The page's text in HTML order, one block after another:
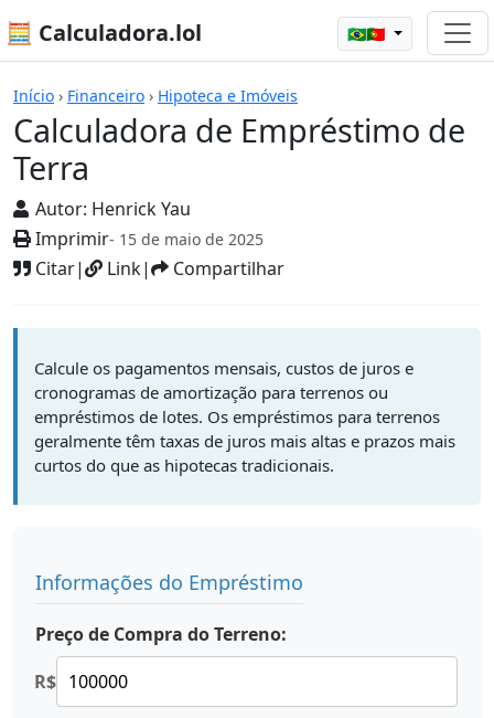
🧮 Calculadora.lol 🇧🇷🇵🇹
Início › Financeiro › Hipoteca e Imóveis
Calculadora de Empréstimo de
Terra
Autor: Henrick Yau
Imprimir- 15 de maio de 2025
Citar| Link| Compartilhar
Calculadoras
Calcule os pagamentos mensais, custos de juros e
cronogramas de amortização para terrenos ou
empréstimos de lotes. Os empréstimos para terrenos
geralmente têm taxas de juros mais altas e prazos mais
curtos do que as hipotecas tradicionais.
Informações do Empréstimo
Preço de Compra do Terreno:
R$